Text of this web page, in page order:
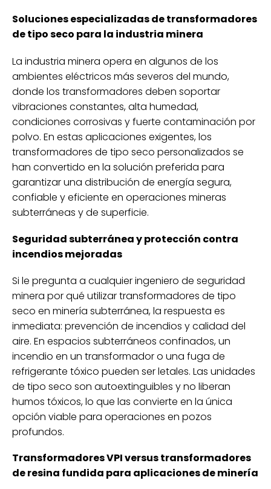
Soluciones especializadas de transformadores
de tipo seco para la industria minera
La industria minera opera en algunos de los
ambientes eléctricos más severos del mundo,
donde los transformadores deben soportar
vibraciones constantes, alta humedad,
condiciones corrosivas y fuerte contaminación por
polvo. En estas aplicaciones exigentes, los
transformadores de tipo seco personalizados se
han convertido en la solución preferida para
garantizar una distribución de energía segura,
confiable y eficiente en operaciones mineras
subterráneas y de superficie.
Seguridad subterránea y protección contra
incendios mejoradas
Si le pregunta a cualquier ingeniero de seguridad
minera por qué utilizar transformadores de tipo
seco en minería subterránea, la respuesta es
inmediata: prevención de incendios y calidad del
aire. En espacios subterráneos confinados, un
incendio en un transformador o una fuga de
refrigerante tóxico pueden ser letales. Las unidades
de tipo seco son autoextinguibles y no liberan
humos tóxicos, lo que las convierte en la única
opción viable para operaciones en pozos
profundos.
Transformadores VPI versus transformadores
de resina fundida para aplicaciones de minería